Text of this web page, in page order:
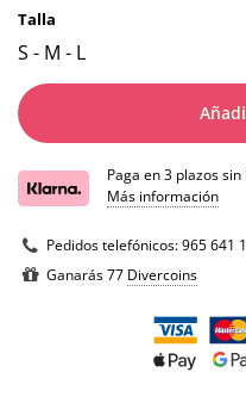
Talla
Paga en 3 plazos
Más información
Pedidos telefónicos:965 641
Ganarás 77 Divercoins